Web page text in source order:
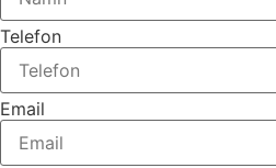
Telefon
Email